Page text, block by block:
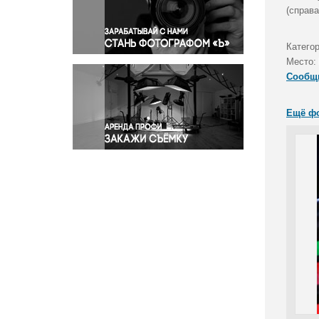
Правосудие
Происшествия и конфликты
Религия
Светская жизнь
Спорт
Экология
Экономика и бизнес
Место:
Ещё